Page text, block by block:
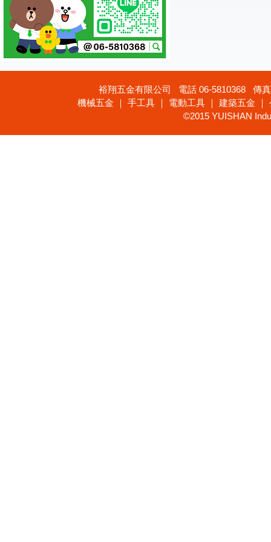
裕翔五金有限公司 電話 06-5810368 傳
機械五金 ｜ 手工具 ｜ 電動工具 ｜ 建築五金
©2015 YUISHAN